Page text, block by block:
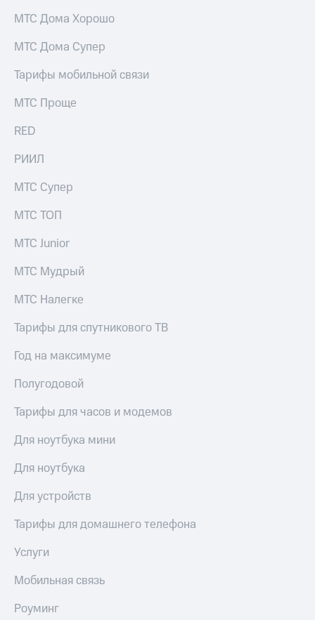
МТС Дома Хорошо
МТС Дома Супер
Тарифы мобильной связи
МТС Проще
RED
РИИЛ
МТС Супер
МТС ТОП
МТС Junior
МТС Мудрый
МТС Налегке
Тарифы для спутникового ТВ
Год на максимуме
Полугодовой
Тарифы для часов и модемов
Для ноутбука мини
Для ноутбука
Для устройств
Тарифы для домашнего телефона
Услуги
Мобильная связь
Роуминг